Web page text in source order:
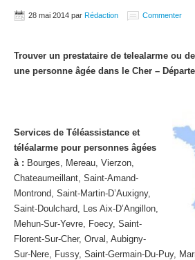
28 mai 2014 par Rédaction Commenter
Trouver un prestataire de telealarme ou
une personne âgée dans le Cher –
Services de Téléassistance et
téléalarme pour personnes âgées
à : Bourges, Mereau, Vierzon,
Chateaumeillant, Saint-Amand-
Montrond, Saint-Martin-D’Auxigny,
Saint-Doulchard, Les Aix-D’Angillon,
Mehun-Sur-Yevre, Foecy, Saint-
Florent-Sur-Cher, Orval, Aubigny-
Sur-Nere, Fussy, Saint-Germain-Du-Puy,